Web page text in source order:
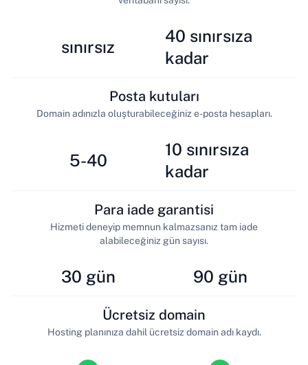
sınırsız
40 sınırsıza
kadar
5-40
Posta kutuları
Domain adınızla oluşturabileceğiniz e-posta hesapları.
10 sınırsıza
kadar
30 gün
Para iade garantisi
Hizmeti deneyip memnun kalmazsanız tam iade
alabileceğiniz gün sayısı.
90 gün
Ücretsiz domain
Hosting planınıza dahil ücretsiz domain adı kaydı.